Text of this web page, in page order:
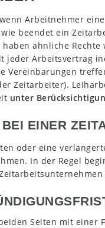
Arbeitnehmer
beendet ein
ähnliche
jeder Arbeitsvertrag
Vereinbarungen
Zeitarbeiter).
unter
EINER
oder eine
In der Regel
Seiten mit einer